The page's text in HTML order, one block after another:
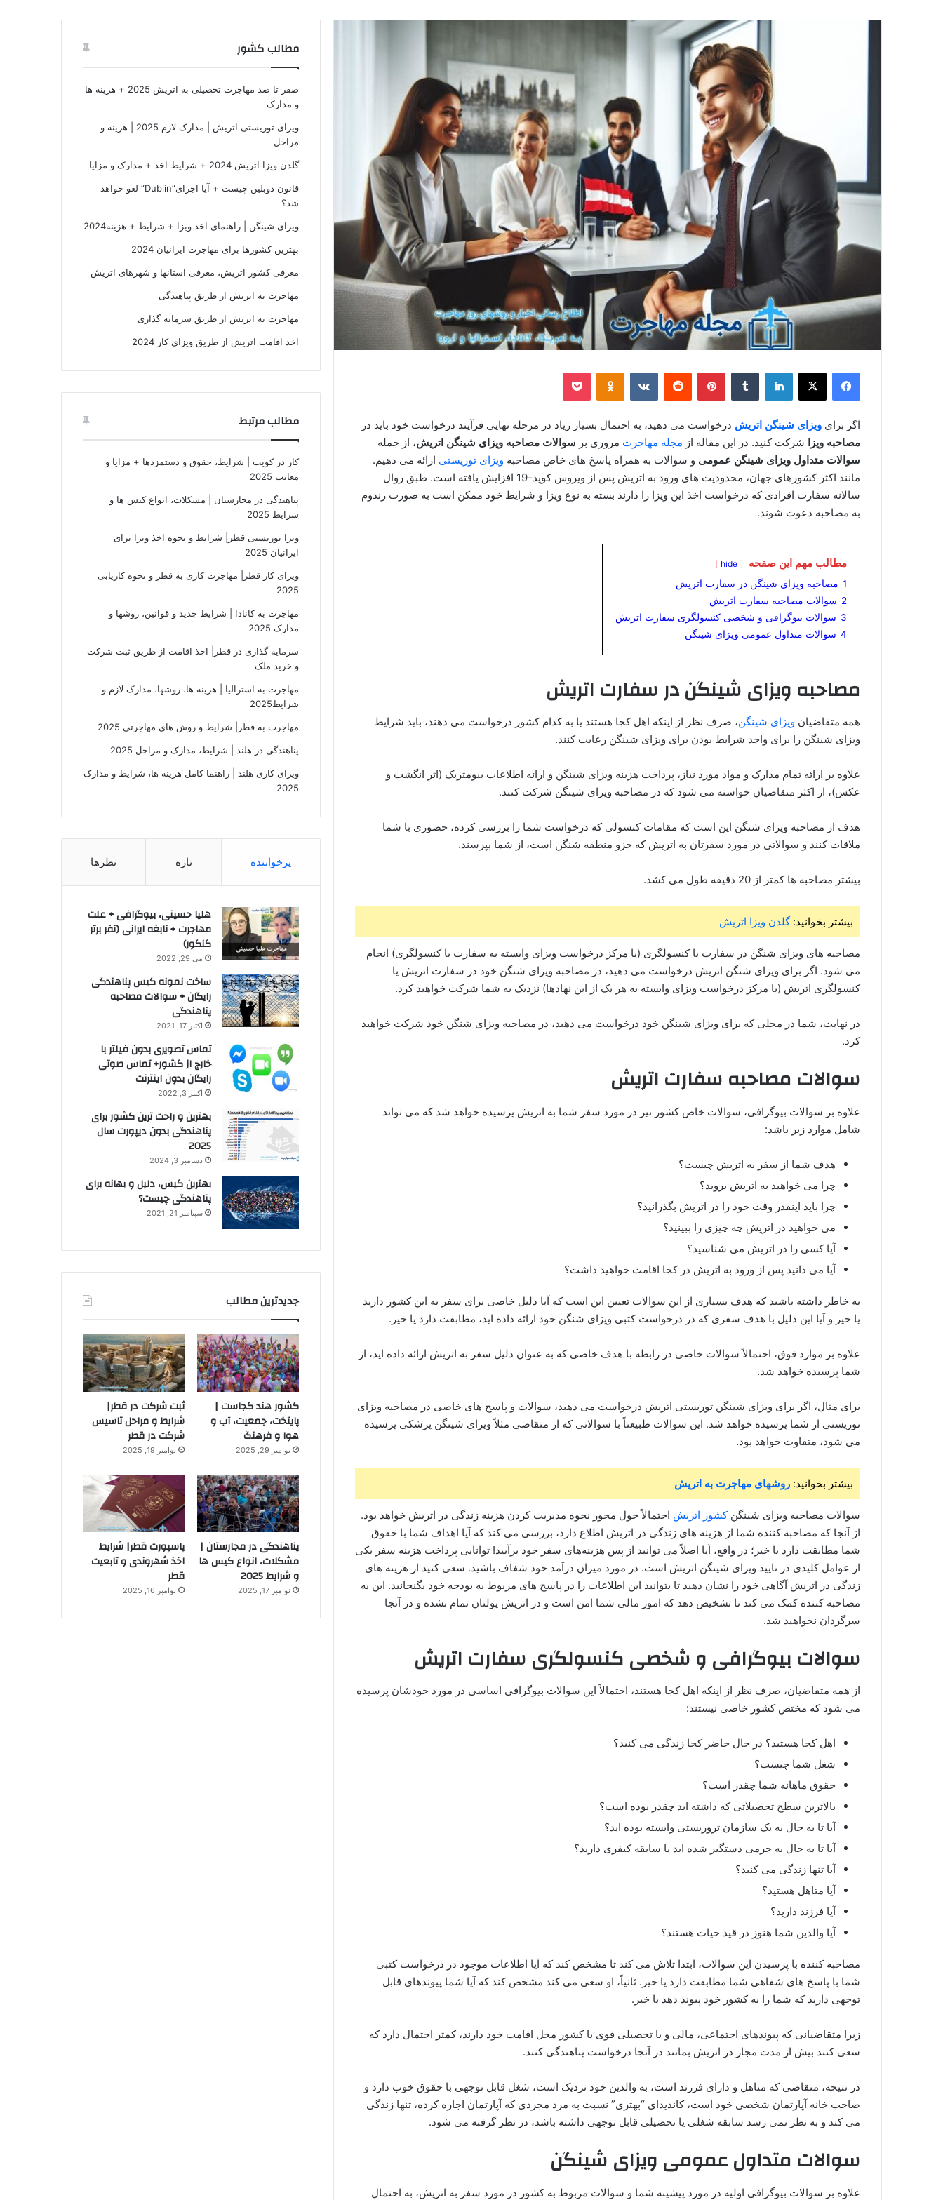
فیس بوک X لینکدین ‫تامبلر ‫پین‌ترست‫رددیت ‫VKontakte
‫Odnoklassniki
پاکت
اگر برای ویزای شینگن اتریش درخواست می‌ دهید، به احتمال بسیار زیاد در مرحله نهایی فرآیند درخواست خود باید در
مصاحبه ویزا شرکت کنید. در این مقاله از مجله مهاجرت مروری بر سوالات مصاحبه ویزای شینگن اتریش، از جمله
سوالات متداول ویزای شینگن عمومی و سوالات به همراه پاسخ‌ های خاص مصاحبه ویزای توریستی ارائه می‌ دهیم.
مانند اکثر کشورهای جهان، محدودیت‌ های ورود به اتریش پس از ویروس کوید-19 افزایش یافته است. طبق روال
سالانه سفارت افرادی که درخواست اخذ این ویزا را دارند بسته به نوع ویزا و شرایط خود ممکن است به صورت رندوم
به مصاحبه دعوت شوند.
مطالب مهم این صفحه hide
1 مصاحبه ویزای شینگن در سفارت اتریش
2 سوالات مصاحبه سفارت اتریش
3 سوالات بیوگرافی و شخصی کنسولگری سفارت اتریش
4 سوالات متداول عمومی ویزای شینگن
مصاحبه ویزای شینگن در سفارت اتریش
همه متقاضیان ویزای شینگن، صرف نظر از اینکه اهل کجا هستند یا به کدام کشور درخواست می‌ دهند، باید شرایط
ویزای شینگن را برای واجد شرایط بودن برای ویزای شینگن رعایت کنند.
علاوه بر ارائه تمام مدارک و مواد مورد نیاز، پرداخت هزینه ویزای شینگن و ارائه اطلاعات بیومتریک (اثر انگشت و
عکس)، از اکثر متقاضیان خواسته می‌ شود که در مصاحبه ویزای شینگن شرکت کنند.
هدف از مصاحبه ویزای شنگن این است که مقامات کنسولی که درخواست شما را بررسی کرده، حضوری با شما
ملاقات کنند و سوالاتی در مورد سفرتان به اتریش که جزو منطقه شنگن است، از شما بپرسند.
بیشتر مصاحبه‌ ها کمتر از 20 دقیقه طول می‌ کشد.
بیشتر بخوانید:گلدن ویزا اتریش
مصاحبه‌ های ویزای شنگن در سفارت یا کنسولگری (یا مرکز درخواست ویزای وابسته به سفارت یا کنسولگری) انجام
می‌ شود. اگر برای ویزای شنگن اتریش درخواست می‌ دهید، در مصاحبه ویزای شنگن خود در سفارت اتریش یا
کنسولگری اتریش (یا مرکز درخواست ویزای وابسته به هر یک از این نهادها) نزدیک به شما شرکت خواهید کرد.
در نهایت، شما در محلی که برای ویزای شینگن خود درخواست می‌ دهید، در مصاحبه ویزای شنگن خود شرکت خواهید
کرد.
سوالات مصاحبه سفارت اتریش
علاوه بر سوالات بیوگرافی، سوالات خاص کشور نیز در مورد سفر شما به اتریش پرسیده خواهد شد که می‌ تواند
شامل موارد زیر باشد:
هدف شما از سفر به اتریش چیست؟
چرا می‌ خواهید به اتریش بروید؟
چرا باید اینقدر وقت خود را در اتریش بگذرانید؟
می‌ خواهید در اتریش چه چیزی را ببینید؟
آیا کسی را در اتریش می‌ شناسید؟
آیا می‌ دانید پس از ورود به اتریش در کجا اقامت خواهید داشت؟
به خاطر داشته باشید که هدف بسیاری از این سوالات تعیین این است که آیا دلیل خاصی برای سفر به این کشور دارید
یا خیر و آیا این دلیل با هدف سفری که در درخواست کتبی ویزای شنگن خود ارائه داده‌ اید، مطابقت دارد یا خیر.
علاوه بر موارد فوق، احتمالاً سوالات خاصی در رابطه با هدف خاصی که به عنوان دلیل سفر به اتریش ارائه داده‌ اید، از
شما پرسیده خواهد شد.
برای مثال، اگر برای ویزای شینگن توریستی اتریش درخواست می‌ دهید، سوالات و پاسخ‌ های خاصی در مصاحبه ویزای
توریستی از شما پرسیده خواهد شد. این سوالات طبیعتاً با سوالاتی که از متقاضی مثلاً ویزای شینگن پزشکی پرسیده
می‌ شود، متفاوت خواهد بود.
بیشتر بخوانید: روشهای مهاجرت به اتریش
سوالات مصاحبه ویزای شینگنکشور اتریش احتمالاً حول محور نحوه مدیریت کردن هزینه زندگی در اتریش خواهد بود.
از آنجا که مصاحبه‌ کننده شما از هزینه‌ های زندگی در اتریش اطلاع دارد، بررسی می‌ کند که آیا اهداف شما با حقوق
شما مطابقت دارد یا خیر؛ در واقع، آیا اصلاً می‌ توانید از پس هزینه‌های سفر خود برآیید! توانایی پرداخت هزینه سفر یکی
از عوامل کلیدی در تایید ویزای شینگن اتریش است. در مورد میزان درآمد خود شفاف باشید. سعی کنید از هزینه‌ های
زندگی در اتریش آگاهی خود را نشان دهید تا بتوانید این اطلاعات را در پاسخ‌ های مربوط به بودجه خود بگنجانید. این به
مصاحبه‌ کننده کمک می‌ کند تا تشخیص دهد که امور مالی شما امن است و در اتریش پولتان تمام نشده و در آنجا
سرگردان نخواهید شد.
سوالات بیوگرافی و شخصی کنسولگری سفارت اتریش
از همه متقاضیان، صرف نظر از اینکه اهل کجا هستند، احتمالاً این سوالات بیوگرافی اساسی در مورد خودشان پرسیده
می‌ شود که مختص کشور خاصی نیستند:
اهل کجا هستید؟ در حال حاضر کجا زندگی می‌ کنید؟
شغل شما چیست؟
حقوق ماهانه شما چقدر است؟
بالاترین سطح تحصیلاتی که داشته‌ اید چقدر بوده است؟
آیا تا به حال به یک سازمان تروریستی وابسته بوده‌ اید؟
آیا تا به حال به جرمی دستگیر شده‌ اید یا سابقه کیفری دارید؟
آیا تنها زندگی می‌ کنید؟
آیا متاهل هستید؟
آیا فرزند دارید؟
آیا والدین شما هنوز در قید حیات هستند؟
مصاحبه‌ کننده با پرسیدن این سوالات، ابتدا تلاش می‌ کند تا مشخص کند که آیا اطلاعات موجود در درخواست کتبی
شما با پاسخ‌ های شفاهی شما مطابقت دارد یا خیر. ثانیاً، او سعی می‌ کند مشخص کند که آیا شما پیوندهای قابل
توجهی دارید که شما را به کشور خود پیوند دهد یا خیر.
زیرا متقاضیانی که پیوندهای اجتماعی، مالی و یا تحصیلی قوی با کشور محل اقامت خود دارند، کمتر احتمال دارد که
سعی کنند بیش از مدت مجاز در اتریش بمانند در آنجا درخواست پناهندگی کنند.
در نتیجه، متقاضی که متاهل و دارای فرزند است، به والدین خود نزدیک است، شغل قابل توجهی با حقوق خوب دارد و
صاحب خانه آپارتمان شخصی خود است، کاندیدای “بهتری” نسبت به مرد مجردی که آپارتمان اجاره کرده، تنها زندگی
می‌ کند و به نظر نمی‌ رسد سابقه شغلی یا تحصیلی قابل توجهی داشته باشد، در نظر گرفته می‌ شود.
سوالات متداول عمومی ویزای شینگن
علاوه بر سوالات بیوگرافی اولیه در مورد پیشینه شما و سوالات مربوط به کشور در مورد سفر به اتریش، به احتمال
مطالب کشور
صفر تا صد مهاجرت تحصیلی به اتریش 2025 + هزینه ها
و مدارک
ویزای توریستی اتریش | مدارک لازم 2025 | هزینه و
مراحل
گلدن ویزا اتریش 2024 + شرایط اخذ + مدارک و مزایا
قانون دوبلین چیست + آیا اجرای”Dublin” لغو خواهد
شد؟
ویزای شینگن | راهنمای اخذ ویزا + شرایط + هزینه2024
بهترین کشورها برای مهاجرت ایرانیان 2024
معرفی کشور اتریش، معرفی استانها و شهرهای اتریش
مهاجرت به اتریش از طریق پناهندگی
مهاجرت به اتریش از طریق سرمایه گذاری
اخذ اقامت اتریش از طریق ویزای کار 2024
مطالب مرتبط
کار در کویت | شرایط، حقوق و دستمزدها + مزایا و
معایب 2025
پناهندگی در مجارستان | مشکلات، انواع کیس ها و
شرایط 2025
ویزا توریستی قطر| شرایط و نحوه اخذ ویزا برای
ایرانیان 2025
ویزای کار قطر| مهاجرت کاری به قطر و نحوه کاریابی
2025
مهاجرت به کانادا | شرایط جدید و قوانین، روشها و
مدارک 2025
سرمایه گذاری در قطر| اخذ اقامت از طریق ثبت شرکت
و خرید ملک
مهاجرت به استرالیا | هزینه ها، روشها، مدارک لازم و
شرایط2025
مهاجرت به قطر| شرایط و روش های مهاجرتی 2025
پناهندگی در هلند | شرایط، مدارک و مراحل 2025
ویزای کاری هلند | راهنما کامل هزینه ها، شرایط و مدارک
2025
پرخواننده تازه نظرها
هلیا حسینی، بیوگرافی + علت
مهاجرت + نابغه ایرانی (نفر برتر
کنکور)
می 29, 2022
ساخت نمونه کیس پناهندگی
رایگان + سوالات مصاحبه
پناهندگی
اکتبر 17, 2021
تماس تصویری بدون فیلتر با
خارج از کشور+ تماس صوتی
رایگان بدون اینترنت
اکتبر 3, 2022
بهترین و راحت ترین کشور برای
پناهندگی بدون دیپورت سال
2025
دسامبر 3, 2024
بهترین کیس، دلیل و بهانه برای
پناهندگی چیست؟
سپتامبر 21, 2021
جدیدترین مطالب
کشور هند کجاست |
پایتخت، جمعیت، آب و
هوا و فرهنگ
نوامبر 29, 2025
ثبت شرکت در قطر|
شرایط و مراحل تاسیس
شرکت در قطر
نوامبر 19, 2025
پناهندگی در مجارستان |
مشکلات، انواع کیس ها
و شرایط 2025
نوامبر 17, 2025
پاسپورت قطر| شرایط
اخذ شهروندی و تابعیت
قطر
نوامبر 16, 2025